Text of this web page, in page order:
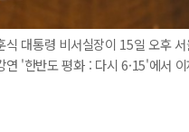
대통령 비서실장이 15일 오후
연 '한반도 평화 : 다시 6·15'에서